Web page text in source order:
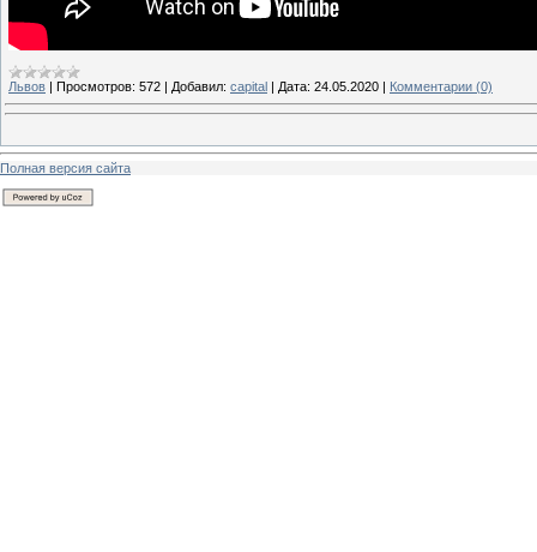
Львов | Просмотров: 572 | Добавил: capital | Дата: 24.05.2020 | Комментарии (0)
Полная версия сайта